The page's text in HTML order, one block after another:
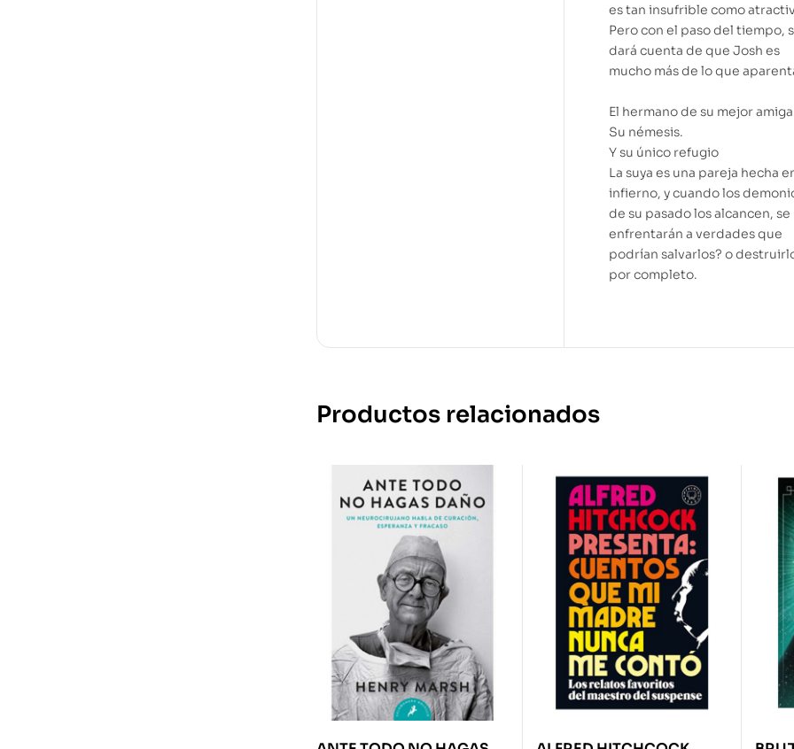
es tan insufrible como
Pero con el paso del tiempo,
dará cuenta de que Josh es
mucho más de lo que
El hermano de su mejor
Su némesis.
Y su único refugio
La suya es una pareja hecha
infierno, y cuando los
de su pasado los alcancen, se
enfrentarán a verdades que
podrían salvarlos? o
por completo.
Productos relacionados